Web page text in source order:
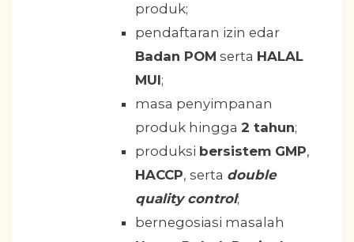
produk;
pendaftaran izin edar
Badan POM serta HALAL
MUI;
masa penyimpanan
produk hingga 2 tahun;
produksi bersistem GMP,
HACCP, serta double
quality control;
bernegosiasi masalah